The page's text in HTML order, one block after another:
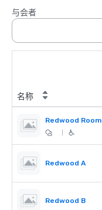
与会者
名称
Redwood Room
Redwood A
Redwood B